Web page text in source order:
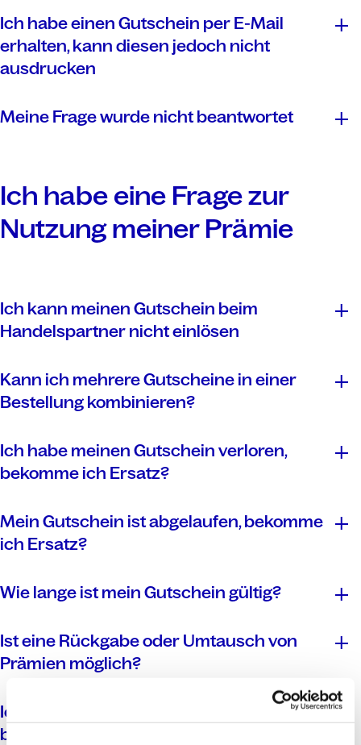
Sachprämien
Nachversand
Lieferdauer
Ich habe einen Gutschein per E-Mail
erhalten, kann diesen jedoch nicht
ausdrucken
Meine Frage wurde nicht beantwortet
Ich habe eine Frage zur
Nutzung meiner Prämie
Ich kann meinen Gutschein beim
Handelspartner nicht einlösen
Kann ich mehrere Gutscheine in einer
Bestellung kombinieren?
Ich habe meinen Gutschein verloren,
bekomme ich Ersatz?
Mein Gutschein ist abgelaufen, bekomme
ich Ersatz?
Wie lange ist mein Gutschein gültig?
Ist eine Rückgabe oder Umtausch von
Prämien möglich?
Ich habe den Gutschein eingelöst, jedoch
beim Anbieter den dafür bestellten Artikel